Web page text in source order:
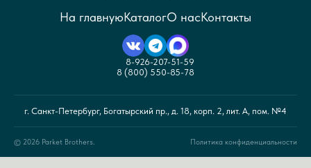
На главнуюКаталогО насКонтакты
8-926-207-51-59
8 (800) 550-85-78
г. Санкт-Петербург, Богатырский пр., д. 18, корп. 2, лит. А, пом. №4
© 2026 Parket Brothers. Политика конфиденциальности